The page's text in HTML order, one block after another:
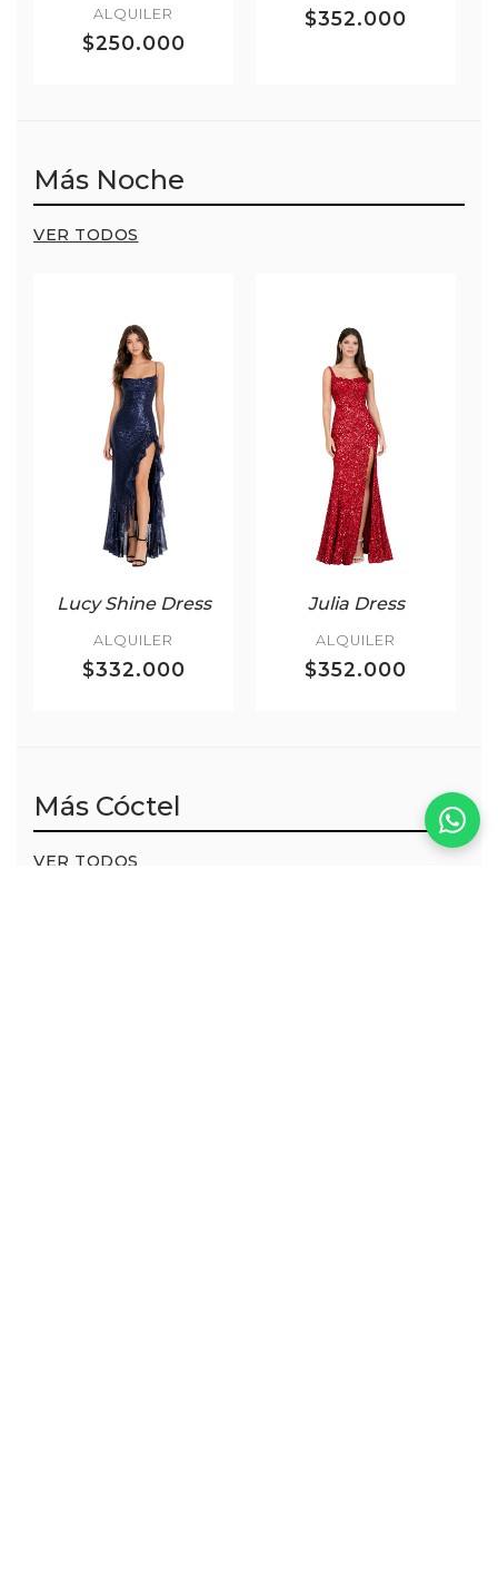
ALQUILER
$250.000
$352.000
Más Noche
VER TODOS
Lucy Shine Dress
ALQUILER
$332.000
Julia Dress
ALQUILER
$352.000
Más Cóctel
VER TODOS